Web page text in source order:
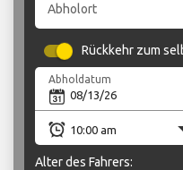
Abholort
Rückkehr zum
Abholdatum
Alter des Fahrers: